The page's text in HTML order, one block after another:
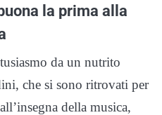
la prima alla
da un nutrito
che si sono ritrovati per
della musica,